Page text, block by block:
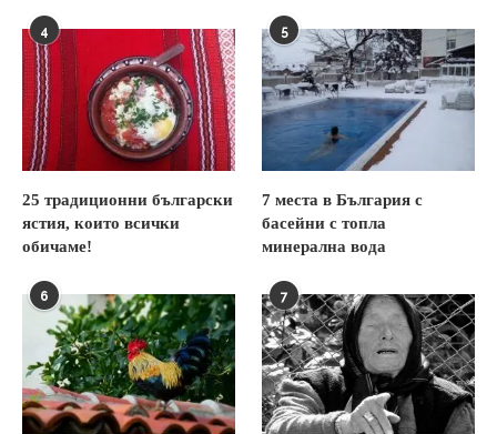
4
25 традиционни български
ястия, които всички
обичаме!
5
7 места в България с
басейни с топла
минерална вода
6 7